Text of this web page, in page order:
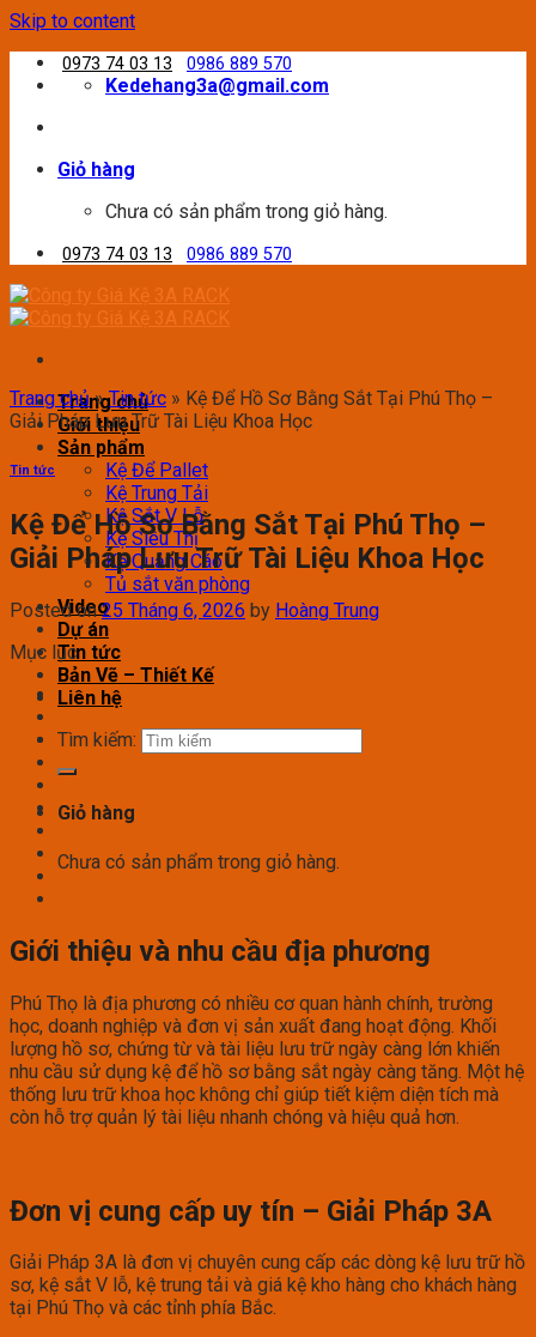
Skip to content
0973 74 03 13 0986 889 570
Kedehang3a@gmail.com
Giỏ hàng
Chưa có sản phẩm trong giỏ hàng.
0973 74 03 13 0986 889 570
Trang chủ
Giới thiệu
Sản phẩm
Kệ Để Pallet
Kệ Trung Tải
Kệ Sắt V Lỗ
Kệ Siêu Thị
Kệ Quảng Cáo
Tủ sắt văn phòng
Video
Dự án
Tin tức
Bản Vẽ – Thiết Kế
Liên hệ
Tìm kiếm:
Giỏ hàng
Chưa có sản phẩm trong giỏ hàng.
Trang chủ»Tin tức » Kệ Để Hồ Sơ Bằng Sắt Tại Phú Thọ –
Giải Pháp Lưu Trữ Tài Liệu Khoa Học
Tin tức
Kệ Để Hồ Sơ Bằng Sắt Tại Phú Thọ –
Giải Pháp Lưu Trữ Tài Liệu Khoa Học
Posted on25 Tháng 6, 2026 by Hoàng Trung
Mục lục
Giới thiệu và nhu cầu địa phương
Phú Thọ là địa phương có nhiều cơ quan hành chính, trường
học, doanh nghiệp và đơn vị sản xuất đang hoạt động. Khối
lượng hồ sơ, chứng từ và tài liệu lưu trữ ngày càng lớn khiến
nhu cầu sử dụng kệ để hồ sơ bằng sắt ngày càng tăng. Một hệ
thống lưu trữ khoa học không chỉ giúp tiết kiệm diện tích mà
còn hỗ trợ quản lý tài liệu nhanh chóng và hiệu quả hơn.
Đơn vị cung cấp uy tín – Giải Pháp 3A
Giải Pháp 3A là đơn vị chuyên cung cấp các dòng kệ lưu trữ hồ
sơ, kệ sắt V lỗ, kệ trung tải và giá kệ kho hàng cho khách hàng
tại Phú Thọ và các tỉnh phía Bắc.